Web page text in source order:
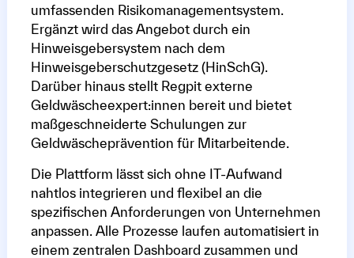
umfassenden Risikomanagementsystem.
Ergänzt wird das Angebot durch ein
Hinweisgebersystem nach dem
Hinweisgeberschutzgesetz (HinSchG).
Darüber hinaus stellt Regpit externe
Geldwäscheexpert:innen bereit und bietet
maßgeschneiderte Schulungen zur
Geldwäscheprävention für Mitarbeitende.
Die Plattform lässt sich ohne IT-Aufwand
nahtlos integrieren und flexibel an die
spezifischen Anforderungen von Unternehmen
anpassen. Alle Prozesse laufen automatisiert in
einem zentralen Dashboard zusammen und